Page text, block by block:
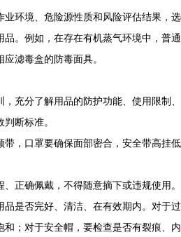
业环境、危险源性质和风险评估结果，选
。例如，在存在有机蒸气环境中，普通
滤毒盒的防毒面具。
充分了解用品的防护功能、使用限制、
断标准。
带，口罩要确保面部密合，安全带高挂低
、正确佩戴，不得随意摘下或违规使用。
品是否完好、清洁、在有效期内。对于过
；对于安全帽，要检查是否有裂痕、内